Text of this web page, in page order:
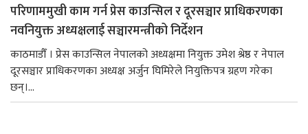
परिणाममुखी काम गर्न प्रेस काउन्सिल र दूरसञ्चार प्राधिकरणका
नवनियुक्त अध्यक्षलाई सञ्चारमन्त्रीको निर्देशन
काठमाडौँ । प्रेस काउन्सिल नेपालको अध्यक्षमा नियुक्त उमेश श्रेष्ठ र नेपाल
दूरसञ्चार प्राधिकरणका अध्यक्ष अर्जुन घिमिरेले नियुक्तिपत्र ग्रहण गरेका
छन्।...